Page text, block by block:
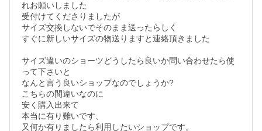
れお願いしました
受付けてくださりましたが
サイズ交換しないでそのまま送ったらしく
すぐに新しいサイズの物送りますと連絡頂きました
サイズ違いのショーツどうしたら良いか問い合わせたら使
って下さいと
なんと言う良いショップなのでしょうか?
こちらの間違いなのに
安く購入出来て
本当に有り難いです、
又何か有りましたら利用したいショップです。